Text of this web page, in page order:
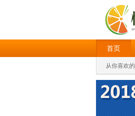
首页
从你喜欢的